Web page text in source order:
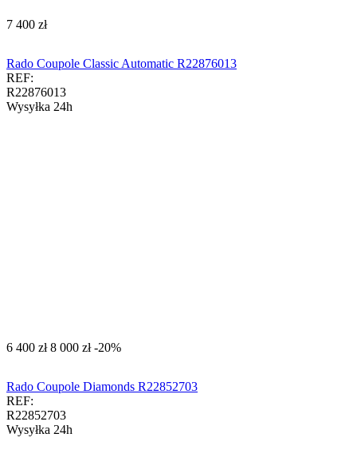
‍7 400‍ zł
Rado Coupole Classic Automatic R22876013
REF:
R22876013
Wysyłka 24h
‍6 400‍ zł ‍8 000‍ zł -20%
Rado Coupole Diamonds R22852703
REF:
R22852703
Wysyłka 24h